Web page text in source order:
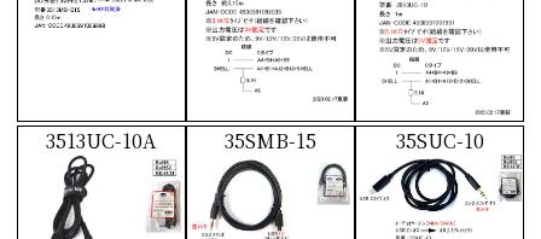
3513UC-10A 35SMB-15 35SUC-10